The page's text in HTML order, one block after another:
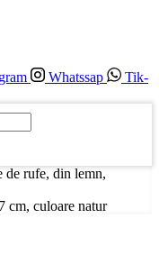
Whatssap
Tik-
de rufe, din lemn,
cm, culoare natur